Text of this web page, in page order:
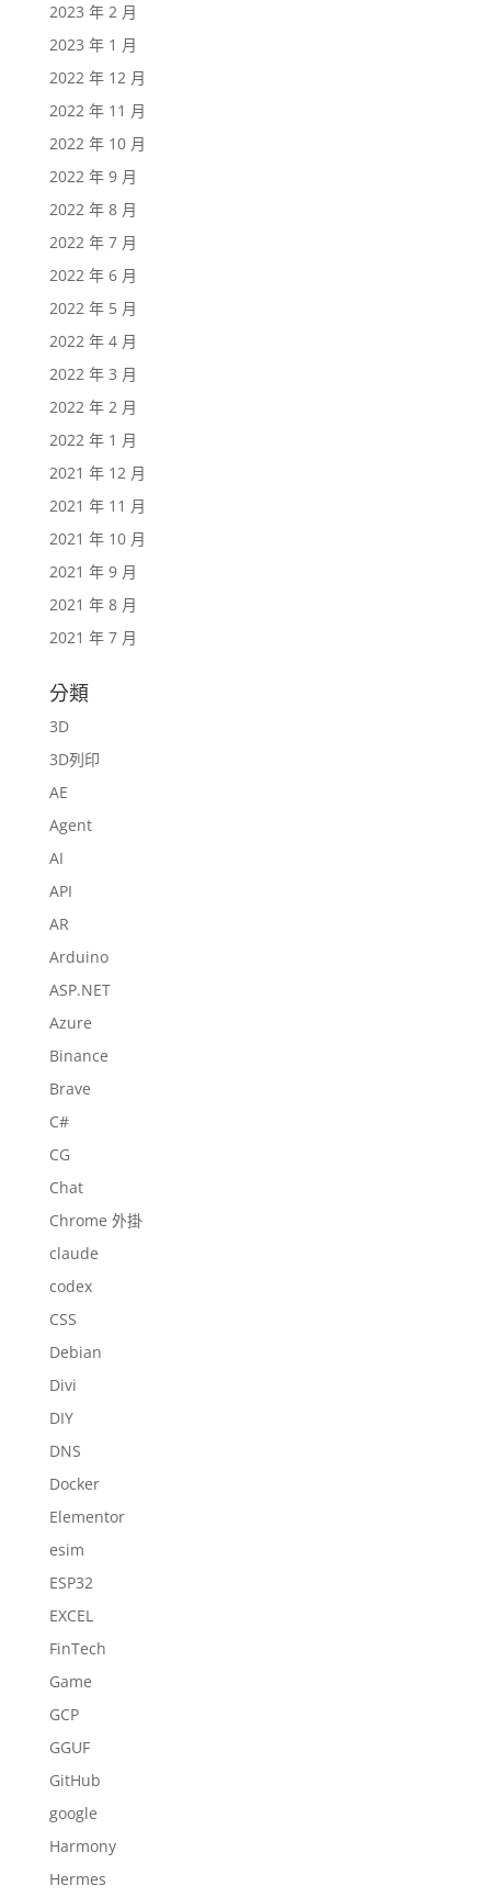
2023 年 2 月
2023 年 1 月
2022 年 12 月
2022 年 11 月
2022 年 10 月
2022 年 9 月
2022 年 8 月
2022 年 7 月
2022 年 6 月
2022 年 5 月
2022 年 4 月
2022 年 3 月
2022 年 2 月
2022 年 1 月
2021 年 12 月
2021 年 11 月
2021 年 10 月
2021 年 9 月
2021 年 8 月
2021 年 7 月
分類
3D
3D列印
AE
Agent
AI
API
AR
Arduino
ASP.NET
Azure
Binance
Brave
C#
CG
Chat
Chrome 外掛
claude
codex
CSS
Debian
Divi
DIY
DNS
Docker
Elementor
esim
ESP32
EXCEL
FinTech
Game
GCP
GGUF
GitHub
google
Harmony
Hermes